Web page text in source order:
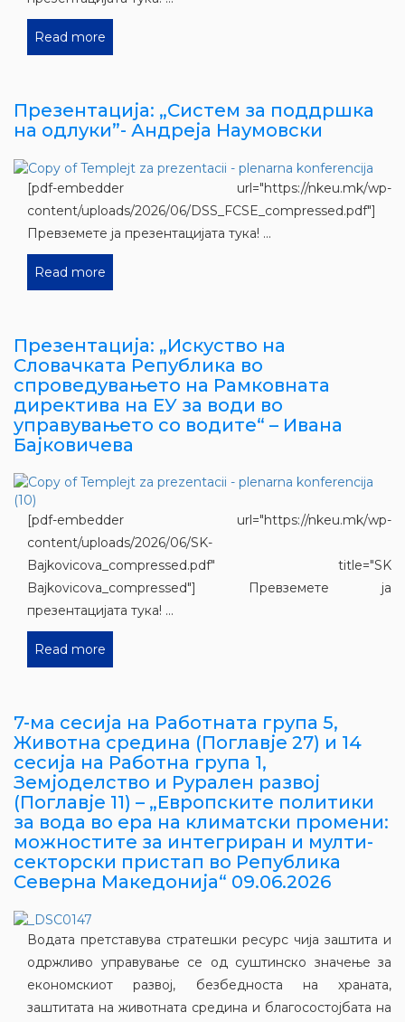
Read more
Презентација: „Систем за поддршка
на одлуки”- Андреја Наумовски
[pdf-embedder url="https://nkeu.mk/wp-
content/uploads/2026/06/DSS_FCSE_compressed.pdf"]
Превземете ја презентацијата тука! ...
Read more
Презентација: „Искуство на
Словачката Република во
спроведувањето на Рамковната
директива на ЕУ за води во
управувањето со водите“ – Ивана
Бајковичева
[pdf-embedder url="https://nkeu.mk/wp-
content/uploads/2026/06/SK-
Bajkovicova_compressed.pdf" title="SK
Bajkovicova_compressed"] Превземете ја
презентацијата тука! ...
Read more
7-ма сесија на Работната група 5,
Животна средина (Поглавје 27) и 14
сесија на Работна група 1,
Земјоделство и Рурален развој
(Поглавје 11) – „Европските политики
за вода во ера на климатски промени:
можностите за интегриран и мулти-
секторски пристап во Република
Северна Македонија“ 09.06.2026
Водата претставува стратешки ресурс чија заштита и
одржливо управување се од суштинско значење за
економскиот развој, безбедноста на храната,
заштитата на животната средина и благосостојбата на